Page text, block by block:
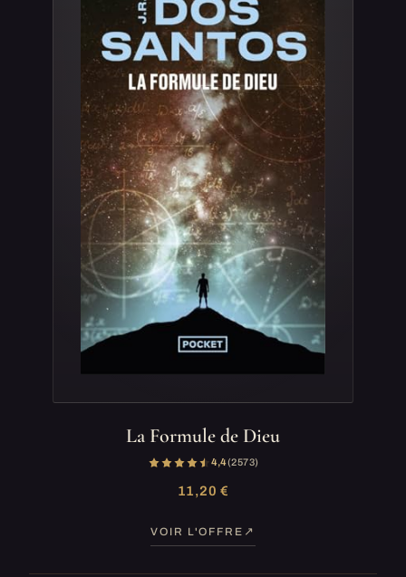
La Formule de Dieu
4,4(2 573)
11,20 €
VOIR L'OFFRE